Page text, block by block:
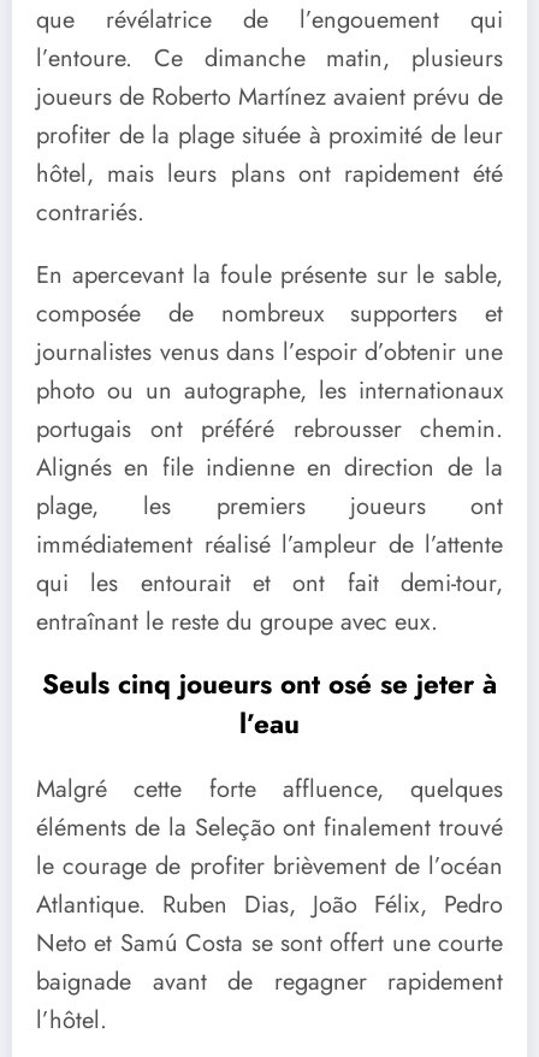
que révélatrice de l’engouement qui
l’entoure. Ce dimanche matin, plusieurs
joueurs de Roberto Martínez avaient prévu de
profiter de la plage située à proximité de leur
hôtel, mais leurs plans ont rapidement été
contrariés.
En apercevant la foule présente sur le sable,
composée de nombreux supporters et
journalistes venus dans l’espoir d’obtenir une
photo ou un autographe, les internationaux
portugais ont préféré rebrousser chemin.
Alignés en file indienne en direction de la
plage, les premiers joueurs ont
immédiatement réalisé l’ampleur de l’attente
qui les entourait et ont fait demi-tour,
entraînant le reste du groupe avec eux.
Seuls cinq joueurs ont osé se jeter à
l’eau
Malgré cette forte affluence, quelques
éléments de la Seleção ont finalement trouvé
le courage de profiter brièvement de l’océan
Atlantique. Ruben Dias, João Félix, Pedro
Neto et Samú Costa se sont offert une courte
baignade avant de regagner rapidement
l’hôtel.